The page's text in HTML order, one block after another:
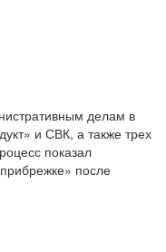
делам в
и СВК, а также трех
показал
после